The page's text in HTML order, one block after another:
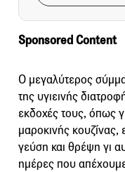
Sponsored Content
Ο μεγαλύτερος
της υγιεινής
εκδοχές τους, όπως
μαροκινής κουζίνας,
γεύση και θρέψη γι
ημέρες που